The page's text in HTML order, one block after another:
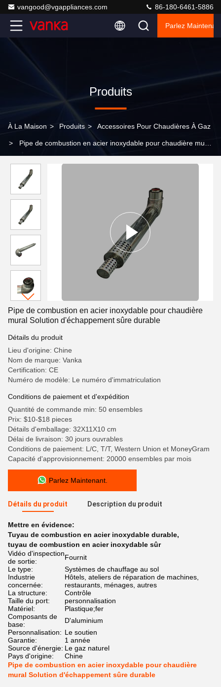
vangood@vgappliances.com 86-180-6461-5886
Parlez
Produits
À La Maison > Produits > Accessoires Pour Chaudières À Gaz
> Pipe de combustion en acier inoxydable pour chaudière mural
Pipe de combustion en acier inoxydable pour chaudière
mural Solution d'échappement sûre durable
Détails du produit
Lieu d'origine: Chine
Nom de marque: Vanka
Certification: CE
Numéro de modèle: Le numéro d'immatriculation
Conditions de paiement et d'expédition
Quantité de commande min: 50 ensembles
Prix: $10-$18 pieces
Détails d'emballage: 32X11X10 cm
Délai de livraison: 30 jours ouvrables
Conditions de paiement: L/C, T/T, Western Union et MoneyGram
Capacité d'approvisionnement: 20000 ensembles par mois
Parlez Maintenant.
Détails du produit Description du produit
Mettre en évidence:
Tuyau de combustion en acier inoxydable durable,
tuyau de combustion en acier inoxydable sûr
Vidéo d'inspection
de sortie:
Fournit
Le type:
Systèmes de chauffage au sol
Industrie
concernée:
Hôtels, ateliers de réparation de machines,
restaurants, ménages, autres
La structure:
Contrôle
Taille du port:
personnalisation
Matériel:
Plastique;fer
Composants de
base:
D'aluminium
Personnalisation: Le soutien
Garantie:
1 année
Source d'énergie: Le gaz naturel
Pays d'origine:
Chine
Pipe de combustion en acier inoxydable pour chaudière
mural Solution d'échappement sûre durable